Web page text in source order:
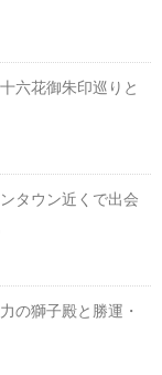
六花御朱印巡りと
タウン近くで出会
の獅子殿と勝運・